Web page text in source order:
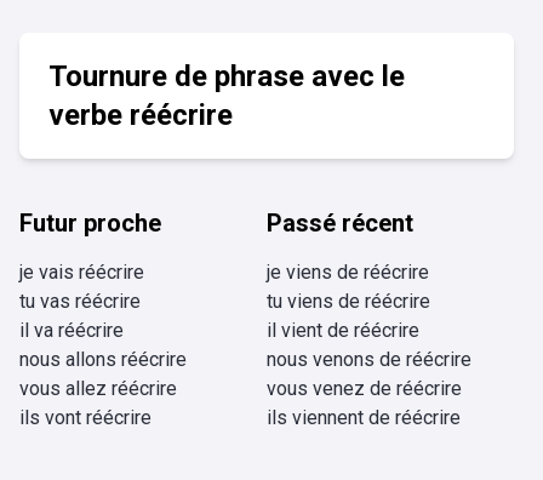
Tournure de phrase avec le
verbe réécrire
Futur proche
je vais réécrire
tu vas réécrire
il va réécrire
nous allons réécrire
vous allez réécrire
ils vont réécrire
Passé récent
je viens de réécrire
tu viens de réécrire
il vient de réécrire
nous venons de réécrire
vous venez de réécrire
ils viennent de réécrire